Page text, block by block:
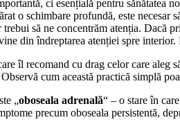
ci esențială pentru
o schimbare profundă, este
să ne concentrăm atenția. Dacă
din îndreptarea atenției spre
îl recomand cu drag celor care aleg
cum această practică simplă
„oboseala adrenală“ – o stare în
precum oboseala persistentă,